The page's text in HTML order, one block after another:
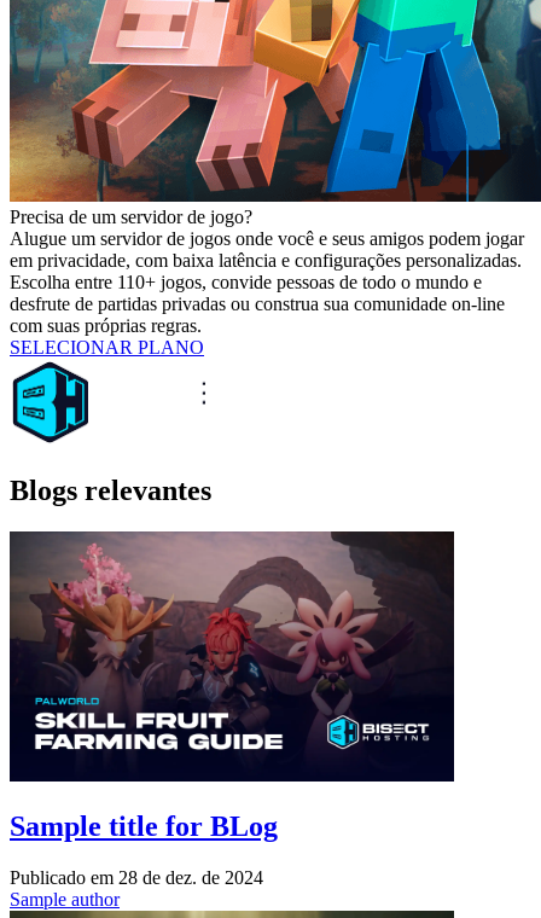
Precisa de um servidor de jogo?
Alugue um servidor de jogos onde você e seus amigos podem jogar
em privacidade, com baixa latência e configurações personalizadas.
Escolha entre 110+ jogos, convide pessoas de todo o mundo e
desfrute de partidas privadas ou construa sua comunidade on-line
com suas próprias regras.
SELECIONAR PLANO
Blogs relevantes
Sample title for BLog
Publicado em 28 de dez. de 2024
Sample author